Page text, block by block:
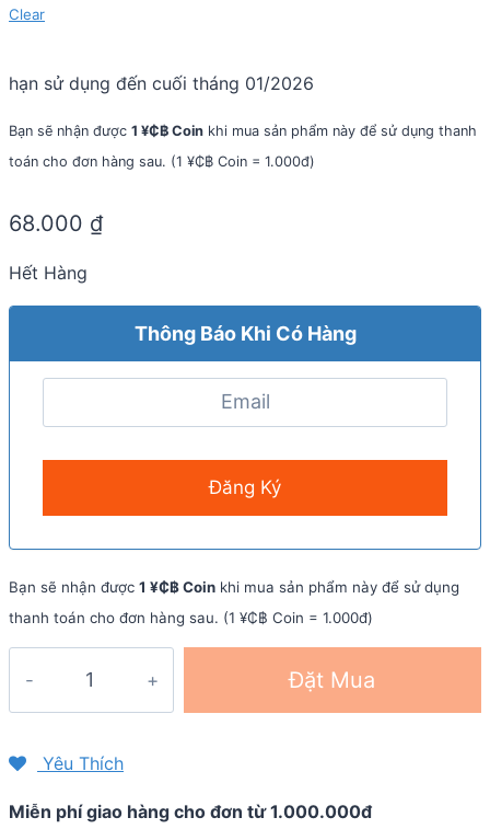
Clear
hạn sử dụng đến cuối tháng 01/2026
Bạn sẽ nhận được 1 ¥₵฿ Coin khi mua sản phẩm này để sử dụng thanh
toán cho đơn hàng sau. (1 ¥₵฿ Coin = 1.000đ)
68.000 ₫
Hết Hàng
Thông Báo Khi Có Hàng
Bạn sẽ nhận được 1 ¥₵฿ Coin khi mua sản phẩm này để sử dụng
thanh toán cho đơn hàng sau. (1 ¥₵฿ Coin = 1.000đ)
SIS
Isotonic
Đặt Mua
Yêu Thích
Miễn phí giao hàng cho đơn từ 1.000.000đ